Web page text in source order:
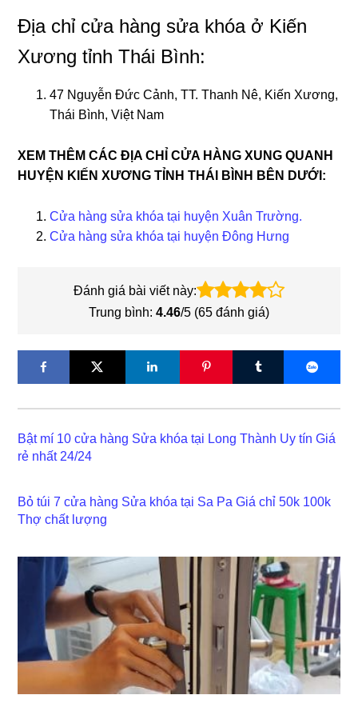
Địa chỉ cửa hàng sửa khóa ở Kiến
Xương tỉnh Thái Bình:
47 Nguyễn Đức Cảnh, TT. Thanh Nê, Kiến Xương,
Thái Bình, Việt Nam
XEM THÊM CÁC ĐỊA CHỈ CỬA HÀNG XUNG QUANH
HUYỆN KIẾN XƯƠNG TỈNH THÁI BÌNH BÊN DƯỚI:
Cửa hàng sửa khóa tại huyện Xuân Trường.
Cửa hàng sửa khóa tại huyện Đông Hưng
Đánh giá bài viết này:
Trung bình: 4.46/5 (65 đánh giá)
Bật mí 10 cửa hàng Sửa khóa tại Long Thành Uy tín Giá
rẻ nhất 24/24
Bỏ túi 7 cửa hàng Sửa khóa tại Sa Pa Giá chỉ 50k 100k
Thợ chất lượng